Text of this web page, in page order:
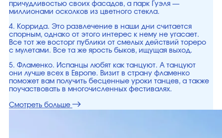
причудливостью своих фасадов, а парк Гуэля —
миллионами осколков из цветного стекла.
4. Коррида. Это развлечение в наши дни считается
спорным, однако от этого интерес к нему не угасает.
Все тот же восторг публики от смелых действий тореро
с мулетами. Все та же ярость быков, ищущая выход.
5. Фламенко. Испанцы любят как танцуют. А танцуют
они лучше всех в Европе. Визит в страну фламенко
поможет вам получить бесценные уроки танцев, а также
поучаствовать в многочисленных фестивалях.
Смотреть больше